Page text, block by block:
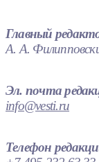
Главный
А. А.
Эл. почта
info@vesti.ru
Телефон